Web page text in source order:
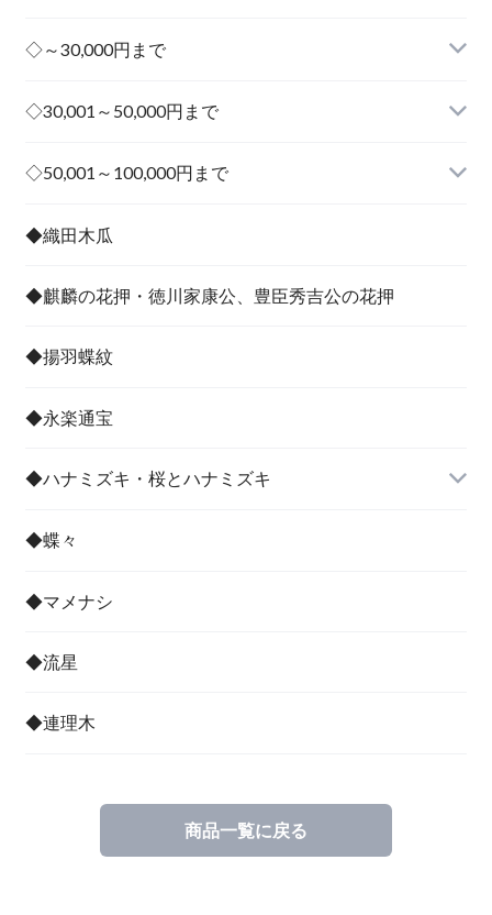
◇～30,000円まで
その他
◇30,001～50,000円まで
その他
◇50,001～100,000円まで
◆織田木瓜
◆麒麟の花押・徳川家康公、豊臣秀吉公の花押
◆揚羽蝶紋
◆永楽通宝
◆ハナミズキ・桜とハナミズキ
◆蝶々
◆マメナシ
◆流星
◆連理木
商品一覧に戻る